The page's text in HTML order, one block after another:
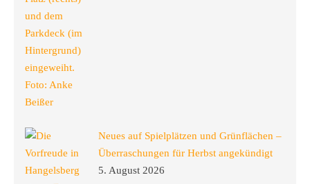
Neues auf Spielplätzen und Grünflächen –
Überraschungen für Herbst angekündigt
5. August 2026